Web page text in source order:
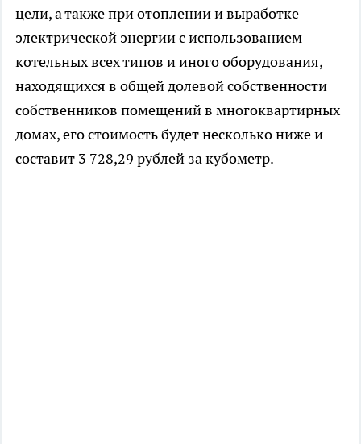
цели, а также при отоплении и выработке
электрической энергии с использованием
котельных всех типов и иного оборудования,
находящихся в общей долевой собственности
собственников помещений в многоквартирных
домах, его стоимость будет несколько ниже и
составит 3 728,29 рублей за кубометр.